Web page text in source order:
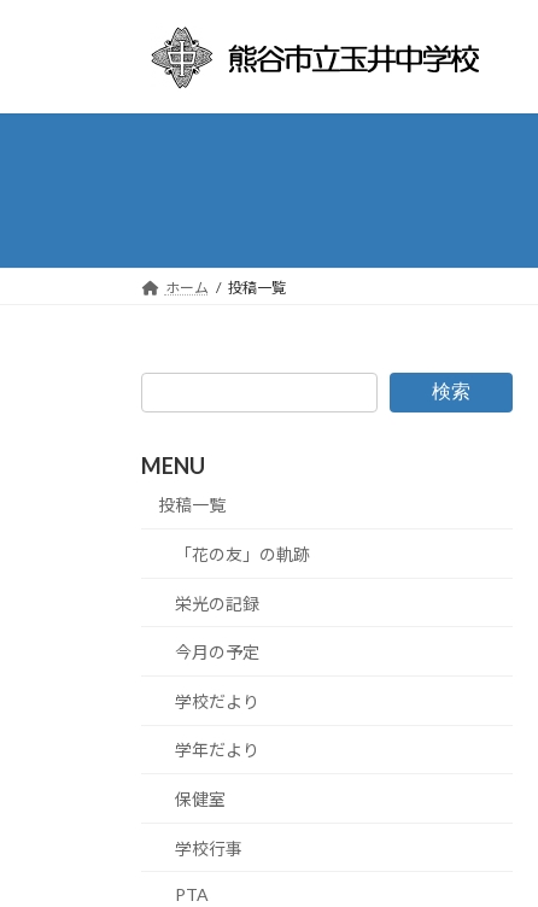
プ
動
ホーム 投稿一覧
検索
MENU
投稿一覧
「花の友」の軌跡
栄光の記録
今月の予定
学校だより
学年だより
保健室
学校行事
PTA